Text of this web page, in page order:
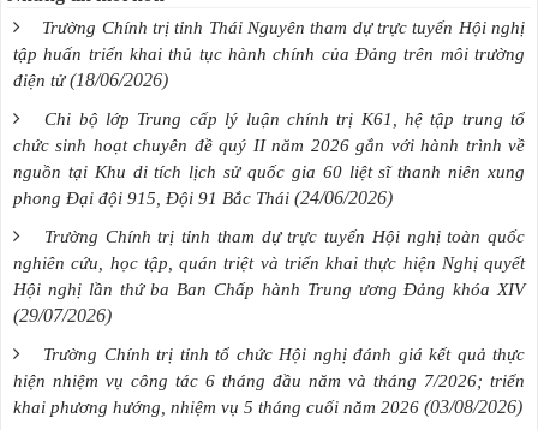
Trường Chính trị tỉnh Thái Nguyên tham dự trực tuyến Hội nghị
tập huấn triển khai thủ tục hành chính của Đảng trên môi trường
điện tử (18/06/2026)
Chi bộ lớp Trung cấp lý luận chính trị K61, hệ tập trung tổ
chức sinh hoạt chuyên đề quý II năm 2026 gắn với hành trình về
nguồn tại Khu di tích lịch sử quốc gia 60 liệt sĩ thanh niên xung
phong Đại đội 915, Đội 91 Bắc Thái (24/06/2026)
Trường Chính trị tỉnh tham dự trực tuyến Hội nghị toàn quốc
nghiên cứu, học tập, quán triệt và triển khai thực hiện Nghị quyết
Hội nghị lần thứ ba Ban Chấp hành Trung ương Đảng khóa XIV
(29/07/2026)
Trường Chính trị tỉnh tổ chức Hội nghị đánh giá kết quả thực
hiện nhiệm vụ công tác 6 tháng đầu năm và tháng 7/2026; triển
khai phương hướng, nhiệm vụ 5 tháng cuối năm 2026 (03/08/2026)